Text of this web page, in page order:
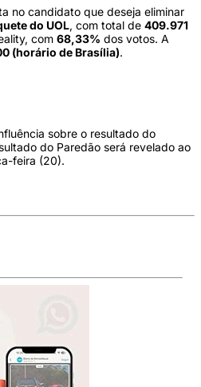
no candidato que deseja eliminar
do UOL, com total de 409.971
com 68,33% dos votos. A
(horário de Brasília).
sobre o resultado do
do Paredão será revelado ao
feira (20).